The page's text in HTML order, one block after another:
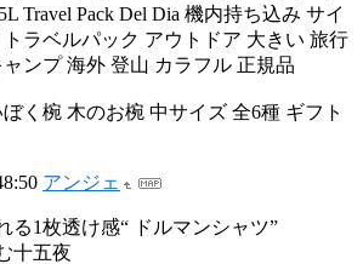
Travel Pack Del Dia 機内持ち込み サイ
ラベルパック アウトドア 大きい 旅行
ンプ 海外 登山 カラフル 正規品
く椀 木のお椀 中サイズ 全6種 ギフト
アンジェ
る1枚透け感“ ドルマンシャツ”
十五夜